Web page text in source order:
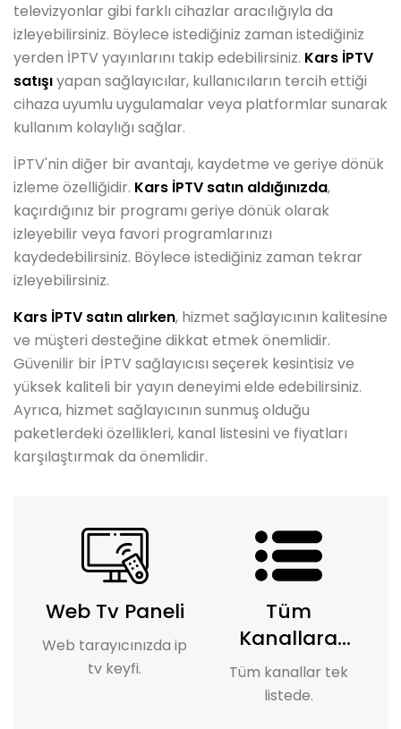
televizyonlar gibi farklı cihazlar aracılığıyla da
izleyebilirsiniz. Böylece istediğiniz zaman istediğiniz
yerden İPTV yayınlarını takip edebilirsiniz. Kars İPTV
satışıyapan sağlayıcılar, kullanıcıların tercih ettiği
cihaza uyumlu uygulamalar veya platformlar sunarak
kullanım kolaylığı sağlar.
İPTV'nin diğer bir avantajı, kaydetme ve geriye dönük
izleme özelliğidir. Kars İPTV satın aldığınızda,
kaçırdığınız bir programı geriye dönük olarak
izleyebilir veya favori programlarınızı
kaydedebilirsiniz. Böylece istediğiniz zaman tekrar
izleyebilirsiniz.
Kars İPTV satın alırken, hizmet sağlayıcının kalitesine
ve müşteri desteğine dikkat etmek önemlidir.
Güvenilir bir İPTV sağlayıcısı seçerek kesintisiz ve
yüksek kaliteli bir yayın deneyimi elde edebilirsiniz.
Ayrıca, hizmet sağlayıcının sunmuş olduğu
paketlerdeki özellikleri, kanal listesini ve fiyatları
karşılaştırmak da önemlidir.
Web Tv Paneli
Web tarayıcınızda ip
tv keyfi.
Tüm
Kanallara
Erişim
Tüm kanallar tek
listede.